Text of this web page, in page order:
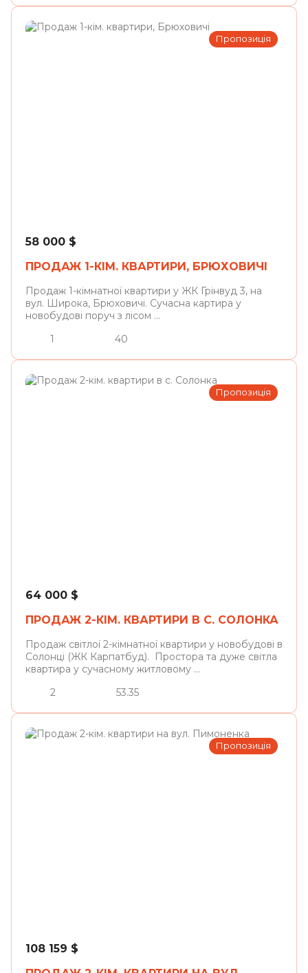
Пропозиція
58 000 $
ПРОДАЖ 1-КІМ. КВАРТИРИ, БРЮХОВИЧІ
Продаж 1-кімнатної квартири у ЖК Грінвуд 3, на
вул. Широка, Брюховичі. Сучасна картира у
новобудові поруч з лісом ...
1
40
Пропозиція
64 000 $
ПРОДАЖ 2-КІМ. КВАРТИРИ В С. СОЛОНКА
Продаж світлої 2-кімнатної квартири у новобудові в
Солонці (ЖК Карпатбуд). Простора та дуже світла
квартира у сучасному житловому ...
2
53.35
Пропозиція
108 159 $